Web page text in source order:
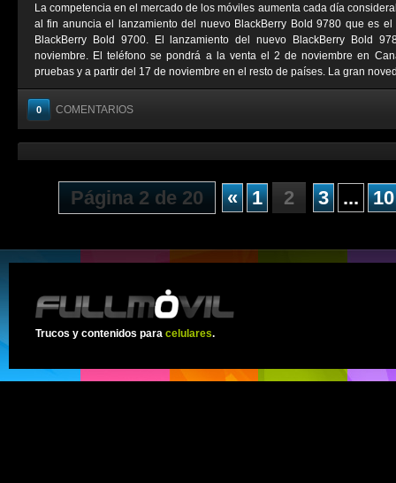
La competencia en el mercado de los móviles aumenta cada día
al fin anuncia el lanzamiento del nuevo BlackBerry Bold 9780 que es
BlackBerry Bold 9700. El lanzamiento del nuevo BlackBerry Bold
noviembre. El teléfono se pondrá a la venta el 2 de noviembre en
pruebas y a partir del 17 de noviembre en el resto de países. La gran
0 COMENTARIOS
Página 2 de 20 « 1 2 3 ... 10
Trucos y contenidos para celulares.